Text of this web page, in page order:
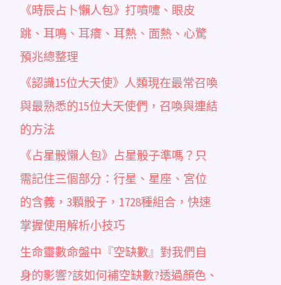
《時辰占卜懶人包》打噴嚏、眼皮
跳、耳鳴、耳癢、耳熱、面熱、心驚
預兆總整理
《認識15位大天使》人類現在最常召喚
與最熟悉的15位大天使們，召喚與連結
的方法
《占星骰懶人包》占星骰子準嗎？只
需記住三個部分：行星、星座、宮位
的含義，3顆骰子，1728種組合，快速
掌握使用解析小技巧
生命靈數命盤中『空缺數』對我們自
身的影響?該如何補空缺數?透過顏色、